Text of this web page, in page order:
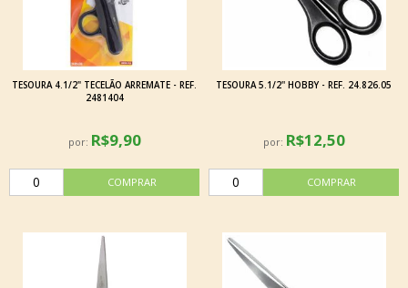
TESOURA 4.1/2" TECELÃO ARREMATE - REF.
2481404
por: R$9,90
TESOURA 5.1/2'' HOBBY - REF. 24.826.05
por: R$12,50